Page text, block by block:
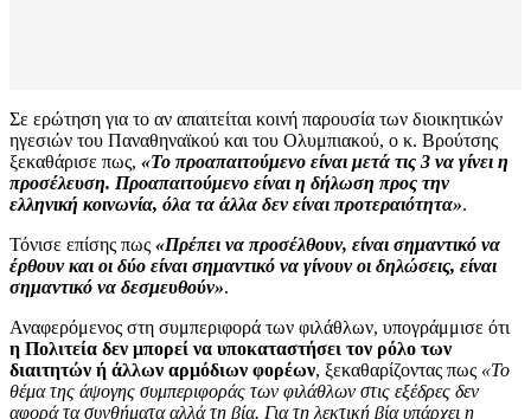
Σε ερώτηση για το αν απαιτείται κοινή παρουσία των διοικητικών
ηγεσιών του Παναθηναϊκού και του Ολυμπιακού, ο κ. Βρούτσης
ξεκαθάρισε πως, «Το προαπαιτούμενο είναι μετά τις 3 να γίνει η
προσέλευση. Προαπαιτούμενο είναι η δήλωση προς την
ελληνική κοινωνία, όλα τα άλλα δεν είναι προτεραιότητα».
Τόνισε επίσης πως «Πρέπει να προσέλθουν, είναι σημαντικό να
έρθουν και οι δύο είναι σημαντικό να γίνουν οι δηλώσεις, είναι
σημαντικό να δεσμευθούν».
Αναφερόμενος στη συμπεριφορά των φιλάθλων, υπογράμμισε ότι
η Πολιτεία δεν μπορεί να υποκαταστήσει τον ρόλο των
διαιτητών ή άλλων αρμόδιων φορέων, ξεκαθαρίζοντας πως «Το
θέμα της άψογης συμπεριφοράς των φιλάθλων στις εξέδρες δεν
αφορά τα συνθήματα αλλά τη βία. Για τη λεκτική βία υπάρχει η